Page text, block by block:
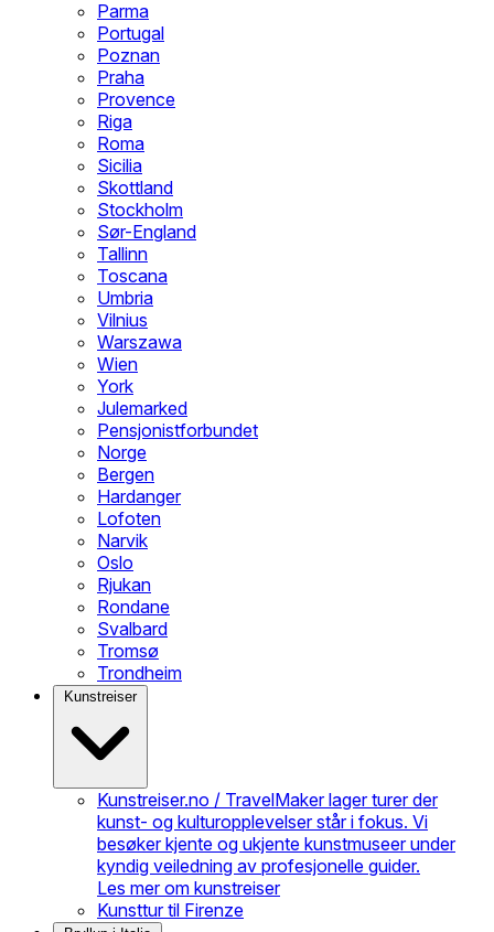
Parma
Portugal
Poznan
Praha
Provence
Riga
Roma
Sicilia
Skottland
Stockholm
Sør-England
Tallinn
Toscana
Umbria
Vilnius
Warszawa
Wien
York
Julemarked
Pensjonistforbundet
Norge
Bergen
Hardanger
Lofoten
Narvik
Oslo
Rjukan
Rondane
Svalbard
Tromsø
Trondheim
Kunstreiser
Kunstreiser.no / TravelMaker lager turer der
kunst- og kulturopplevelser står i fokus. Vi
besøker kjente og ukjente kunstmuseer under
kyndig veiledning av profesjonelle guider.
Les mer om kunstreiser
Kunsttur til Firenze